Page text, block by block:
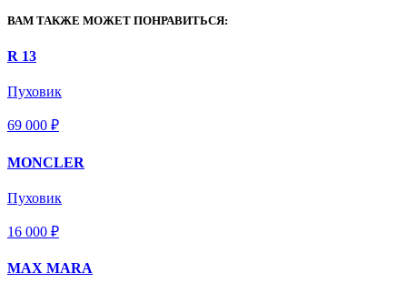
ВАМ ТАКЖЕ МОЖЕТ ПОНРАВИТЬСЯ:
R 13
Пуховик
69 000 ₽
MONCLER
Пуховик
16 000 ₽
MAX MARA